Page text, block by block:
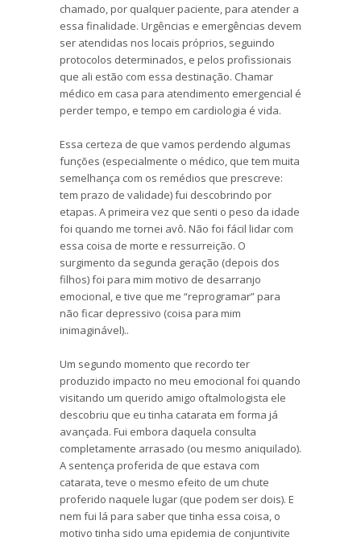
chamado, por qualquer paciente, para atender a
essa finalidade. Urgências e emergências devem
ser atendidas nos locais próprios, seguindo
protocolos determinados, e pelos profissionais
que ali estão com essa destinação. Chamar
médico em casa para atendimento emergencial é
perder tempo, e tempo em cardiologia é vida.
Essa certeza de que vamos perdendo algumas
funções (especialmente o médico, que tem muita
semelhança com os remédios que prescreve:
tem prazo de validade) fui descobrindo por
etapas. A primeira vez que senti o peso da idade
foi quando me tornei avô. Não foi fácil lidar com
essa coisa de morte e ressurreição. O
surgimento da segunda geração (depois dos
filhos) foi para mim motivo de desarranjo
emocional, e tive que me “reprogramar” para
não ficar depressivo (coisa para mim
inimaginável)..
Um segundo momento que recordo ter
produzido impacto no meu emocional foi quando
visitando um querido amigo oftalmologista ele
descobriu que eu tinha catarata em forma já
avançada. Fui embora daquela consulta
completamente arrasado (ou mesmo aniquilado).
A sentença proferida de que estava com
catarata, teve o mesmo efeito de um chute
proferido naquele lugar (que podem ser dois). E
nem fui lá para saber que tinha essa coisa, o
motivo tinha sido uma epidemia de conjuntivite